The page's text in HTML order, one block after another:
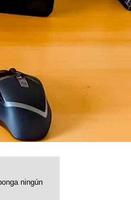
ningún